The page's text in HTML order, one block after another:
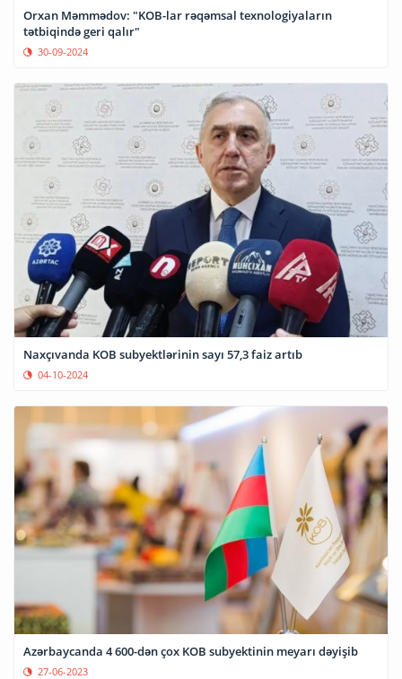
Orxan Məmmədov: "KOB-lar rəqəmsal texnologiyaların
tətbiqində geri qalır"
30-09-2024
Naxçıvanda KOB subyektlərinin sayı 57,3 faiz artıb
04-10-2024
Azərbaycanda 4 600-dən çox KOB subyektinin meyarı dəyişib
27-06-2023